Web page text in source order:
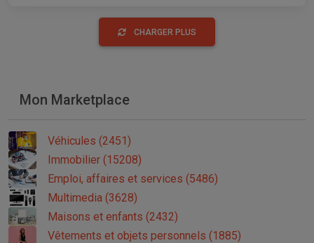
CHARGER PLUS
Mon Marketplace
Véhicules (2451)
Immobilier (15208)
Emploi, affaires et services (5486)
Multimedia (3628)
Maisons et enfants (2432)
Vêtements et objets personnels (1885)